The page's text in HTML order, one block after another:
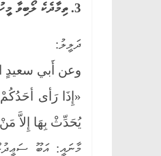
3. ތިމާދެކެ ލޯބިވާ މީހުންގާތު ކިޔައިދިނުމާއި، ތިމާއަށް ނަފުރަތު ކުރާ މީހުންނަށް ކިޔާއި ނުދިނުން:
ދަލީލު:
وعن أَبي سعيدٍ
«إِذَا رَأى
يُحَدِّثْ بِهَا إِلاَّ
މާނައީ: އަބޫ